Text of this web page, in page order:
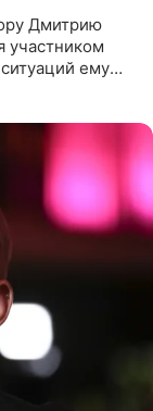
Дмитрию
участником
ему